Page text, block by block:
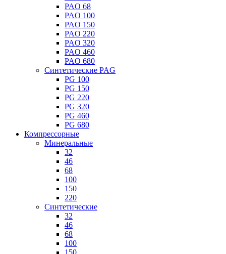
PAO 68
PAO 100
PAO 150
PAO 220
PAO 320
PAO 460
PAO 680
Синтетические PAG
PG 100
PG 150
PG 220
PG 320
PG 460
PG 680
Компрессорные
Минеральные
32
46
68
100
150
220
Синтетические
32
46
68
100
150